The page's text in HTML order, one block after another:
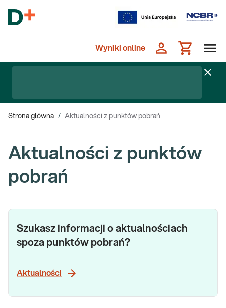
Wyniki online
Strona główna / Aktualności z punktów pobrań
Aktualności z punktów
pobrań
Szukasz informacji o aktualnościach
spoza punktów pobrań?
Aktualności